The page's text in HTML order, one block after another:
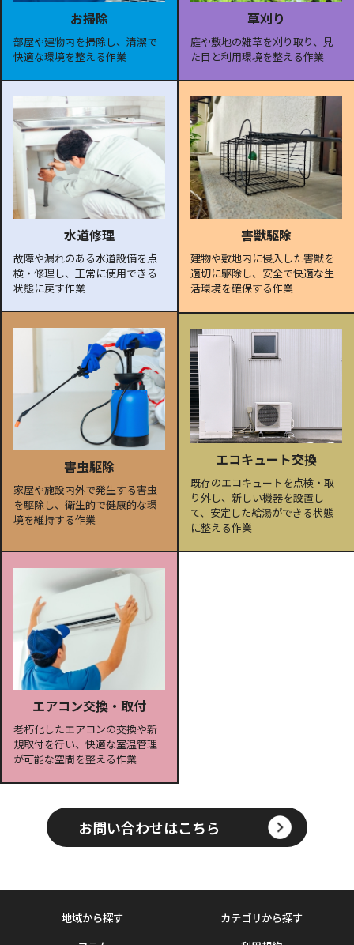
お掃除
部屋や建物内を掃除し、清潔で
快適な環境を整える作業
草刈り
庭や敷地の雑草を刈り取り、見
た目と利用環境を整える作業
水道修理
故障や漏れのある水道設備を点
検・修理し、正常に使用できる
状態に戻す作業
害獣駆除
建物や敷地内に侵入した害獣を
適切に駆除し、安全で快適な生
活環境を確保する作業
害虫駆除
家屋や施設内外で発生する害虫
を駆除し、衛生的で健康的な環
境を維持する作業
エコキュート交換
既存のエコキュートを点検・取
り外し、新しい機器を設置し
て、安定した給湯ができる状態
に整える作業
エアコン交換・取付
老朽化したエアコンの交換や新
規取付を行い、快適な室温管理
が可能な空間を整える作業
お問い合わせはこちら
地域から探す
カテゴリから探す